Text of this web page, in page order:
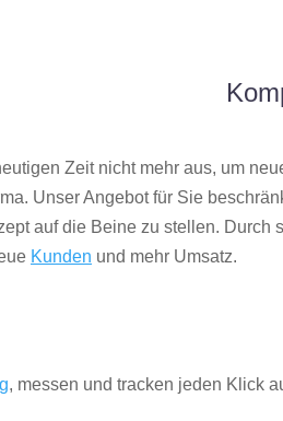
Zeit nicht mehr aus, um
Unser Angebot für Sie
auf die Beine zu stellen.
Kunden und mehr Umsatz.
, messen und tracken jeden Klick